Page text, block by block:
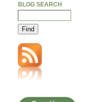
BLOG SEARCH